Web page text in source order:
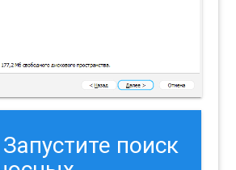
поиск